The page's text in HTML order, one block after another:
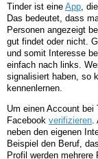
Tinder ist eine App ,
Das bedeutet, dass
Personen angezeigt
gut findet oder nicht.
und somit Interesse
einfach nach links.
signalisiert haben, so
kennenlernen.
Um einen Account
Facebook verifizieren
neben den eigenen
Beispiel den Beruf,
Profil werden mehrere